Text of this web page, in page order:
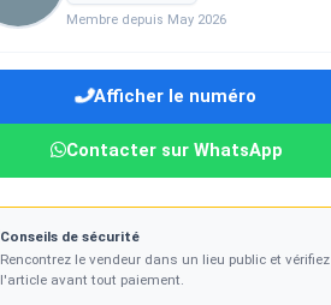
Membre depuis May 2026
Afficher le numéro
Contacter sur WhatsApp
Conseils de sécurité
Rencontrez le vendeur dans un lieu public et vérifiez
l'article avant tout paiement.